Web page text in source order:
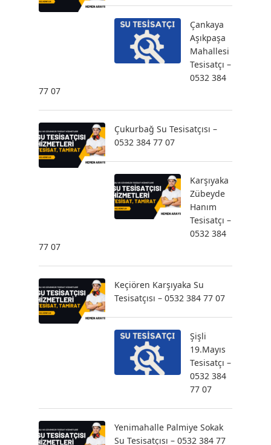
Çankaya
Aşıkpaşa
Mahallesi
Tesisatçı –
0532 384
77 07
Çukurbağ Su Tesisatçısı –
0532 384 77 07
Karşıyaka
Zübeyde
Hanım
Tesisatçı –
0532 384
77 07
Keçiören Karşıyaka Su
Tesisatçısı – 0532 384 77 07
Şişli
19.Mayıs
Tesisatçı –
0532 384
77 07
Yenimahalle Palmiye Sokak
Su Tesisatçısı – 0532 384 77